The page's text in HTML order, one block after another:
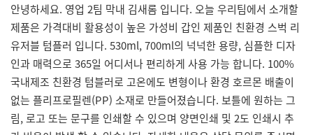
안녕하세요. 영업 2팀 막내 김새롬 입니다. 오늘 우리팀에서 소개할
제품은 가격대비 활용성이 높은 가성비 갑인 제품인 친환경 스벅 리
유저블 텀플러 입니다. 530ml, 700ml의 넉넉한 용량, 심플한 디자
인과 매력으로 365일 어디서나 편리하게 사용 가능 합니다. 100%
국내제조 친환경 텀블러로 고온에도 변형이나 환경 호르몬 배출이
없는 플리프로필렌(PP) 소재로 만들어졌습니다. 보틀에 원하는 그
림, 로고 또는 문구를 인쇄할 수 있으며 양면인쇄 및 2도 인쇄시 추